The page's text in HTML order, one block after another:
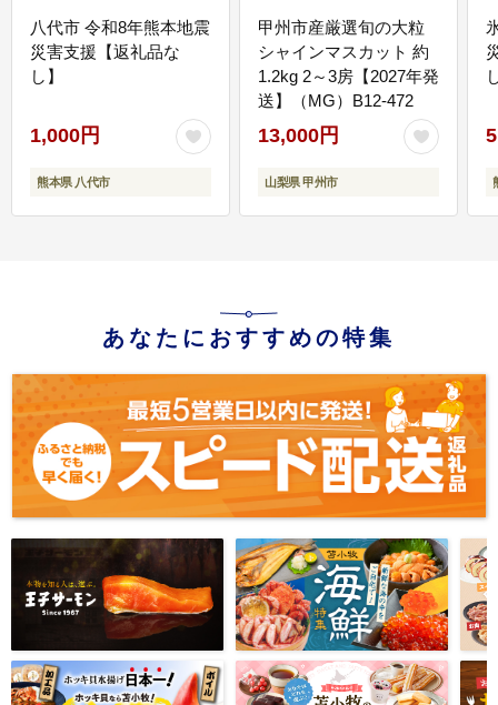
八代市 令和8年熊本地震
災害支援【返礼品な
し】
1,000円
熊本県 八代市
甲州市産厳選旬の大粒
シャインマスカット 約
1.2kg 2～3房【2027年発
送】（MG）B12-472
13,000円
山梨県 甲州市
あなたにおすすめの特集